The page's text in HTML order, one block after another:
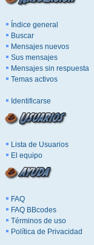
Índice general
Buscar
Mensajes nuevos
Sus mensajes
Mensajes sin respuesta
Temas activos
Identificarse
Lista de Usuarios
El equipo
FAQ
FAQ BBcodes
Términos de uso
Política de Privacidad